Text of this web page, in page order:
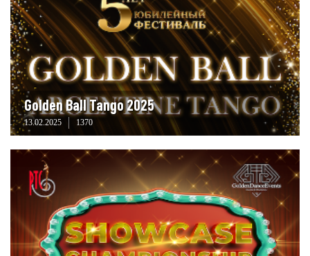
Golden Ball Tango 2025
13.02.2025 1370